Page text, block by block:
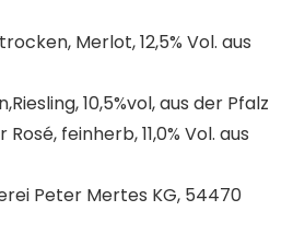
Merlot, 12,5% Vol. aus
10,5%vol, aus der Pfalz
Rosé, feinherb, 11,0% Vol. aus
Peter Mertes KG, 54470